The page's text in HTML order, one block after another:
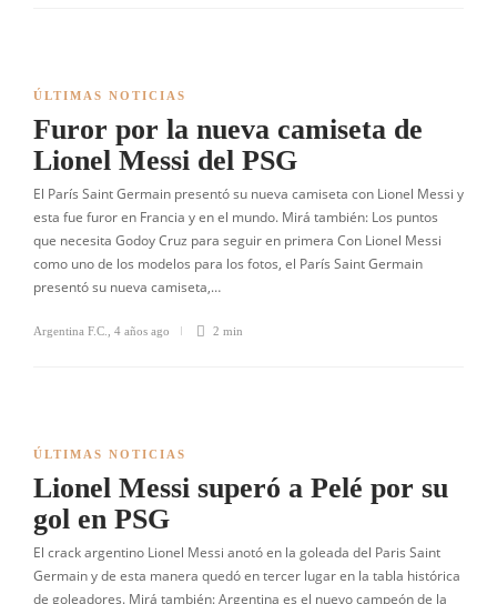
ÚLTIMAS NOTICIAS
Furor por la nueva camiseta de
Lionel Messi del PSG
El París Saint Germain presentó su nueva camiseta con Lionel Messi y
esta fue furor en Francia y en el mundo. Mirá también: Los puntos
que necesita Godoy Cruz para seguir en primera Con Lionel Messi
como uno de los modelos para los fotos, el París Saint Germain
presentó su nueva camiseta,…
Argentina F.C. 4 años ago 2 min
ÚLTIMAS NOTICIAS
Lionel Messi superó a Pelé por su
gol en PSG
El crack argentino Lionel Messi anotó en la goleada del Paris Saint
Germain y de esta manera quedó en tercer lugar en la tabla histórica
de goleadores. Mirá también: Argentina es el nuevo campeón de la